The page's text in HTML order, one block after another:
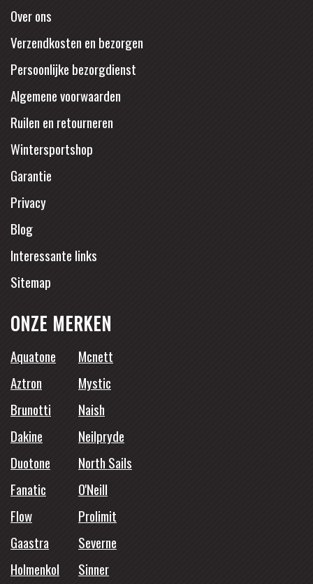
Over ons
Verzendkosten en bezorgen
Persoonlijke bezorgdienst
Algemene voorwaarden
Ruilen en retourneren
Wintersportshop
Garantie
Privacy
Blog
Interessante links
Sitemap
ONZE MERKEN
Aquatone
Mcnett
Aztron
Mystic
Brunotti
Naish
Dakine
Neilpryde
Duotone
North Sails
Fanatic
O'Neill
Flow
Prolimit
Gaastra
Severne
Holmenkol
Sinner